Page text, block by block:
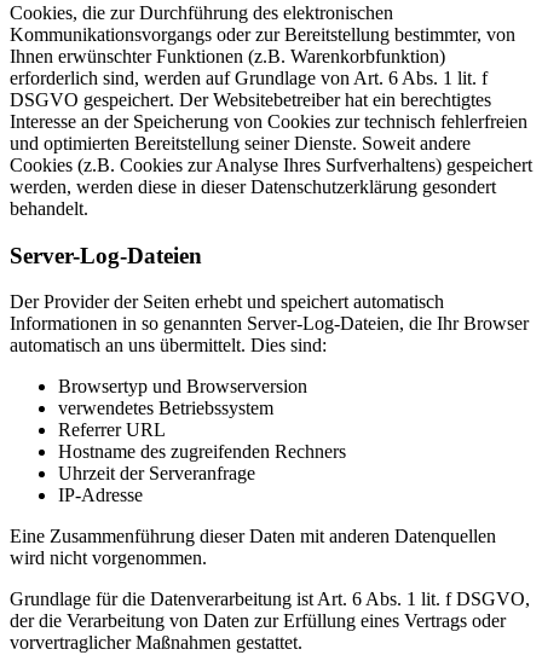
Cookies, die zur Durchführung des elektronischen
Kommunikationsvorgangs oder zur Bereitstellung bestimmter, von
Ihnen erwünschter Funktionen (z.B. Warenkorbfunktion)
erforderlich sind, werden auf Grundlage von Art. 6 Abs. 1 lit. f
DSGVO gespeichert. Der Websitebetreiber hat ein berechtigtes
Interesse an der Speicherung von Cookies zur technisch fehlerfreien
und optimierten Bereitstellung seiner Dienste. Soweit andere
Cookies (z.B. Cookies zur Analyse Ihres Surfverhaltens) gespeichert
werden, werden diese in dieser Datenschutzerklärung gesondert
behandelt.
Server-Log-Dateien
Der Provider der Seiten erhebt und speichert automatisch
Informationen in so genannten Server-Log-Dateien, die Ihr Browser
automatisch an uns übermittelt. Dies sind:
Browsertyp und Browserversion
verwendetes Betriebssystem
Referrer URL
Hostname des zugreifenden Rechners
Uhrzeit der Serveranfrage
IP-Adresse
Eine Zusammenführung dieser Daten mit anderen Datenquellen
wird nicht vorgenommen.
Grundlage für die Datenverarbeitung ist Art. 6 Abs. 1 lit. f DSGVO,
der die Verarbeitung von Daten zur Erfüllung eines Vertrags oder
vorvertraglicher Maßnahmen gestattet.